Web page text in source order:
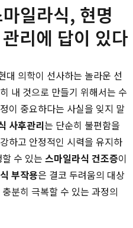
일라식, 현명
리에 답이 있다
대 의학이 선사하는 놀라운 선
내 것으로 만들기 위해서는 수
이 중요하다는 사실을 잊지 말
사후관리는 단순히 불편함을
하고 안정적인 시력을 유지하
수 있는 스마일라식 건조증이
부작용은 결코 두려움의 대상
분히 극복할 수 있는 과정의